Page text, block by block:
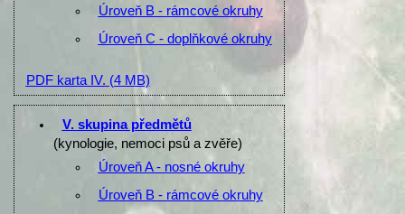
Úroveň B - rámcové okruhy
Úroveň C - doplňkové okruhy
PDF karta IV. (4 MB)
V. skupina předmětů
(kynologie, nemoci psů a zvěře)
Úroveň A - nosné okruhy
Úroveň B - rámcové okruhy